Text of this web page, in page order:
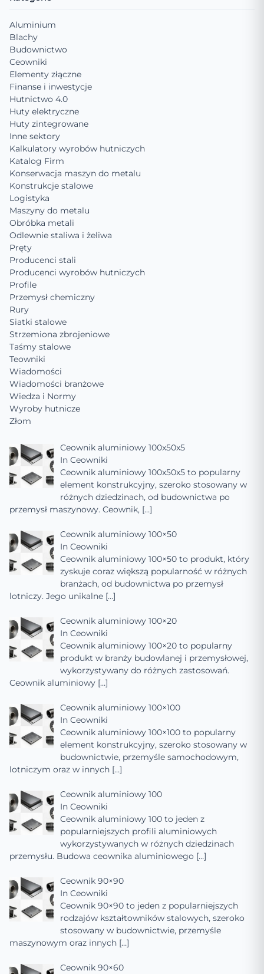
Aluminium
Blachy
Budownictwo
Ceowniki
Elementy złączne
Finanse i inwestycje
Hutnictwo 4.0
Huty elektryczne
Huty zintegrowane
Inne sektory
Kalkulatory wyrobów hutniczych
Katalog Firm
Konserwacja maszyn do metalu
Konstrukcje stalowe
Logistyka
Maszyny do metalu
Obróbka metali
Odlewnie staliwa i żeliwa
Pręty
Producenci stali
Producenci wyrobów hutniczych
Profile
Przemysł chemiczny
Rury
Siatki stalowe
Strzemiona zbrojeniowe
Taśmy stalowe
Teowniki
Wiadomości
Wiadomości branżowe
Wiedza i Normy
Wyroby hutnicze
Złom
Ceownik aluminiowy 100x50x5
In Ceowniki
Ceownik aluminiowy 100x50x5 to popularny
element konstrukcyjny, szeroko stosowany w
różnych dziedzinach, od budownictwa po
przemysł maszynowy. Ceownik, […]
Ceownik aluminiowy 100×50
In Ceowniki
Ceownik aluminiowy 100×50 to produkt, który
zyskuje coraz większą popularność w różnych
branżach, od budownictwa po przemysł
lotniczy. Jego unikalne […]
Ceownik aluminiowy 100×20
In Ceowniki
Ceownik aluminiowy 100×20 to popularny
produkt w branży budowlanej i przemysłowej,
wykorzystywany do różnych zastosowań.
Ceownik aluminiowy […]
Ceownik aluminiowy 100×100
In Ceowniki
Ceownik aluminiowy 100×100 to popularny
element konstrukcyjny, szeroko stosowany w
budownictwie, przemyśle samochodowym,
lotniczym oraz w innych […]
Ceownik aluminiowy 100
In Ceowniki
Ceownik aluminiowy 100 to jeden z
popularniejszych profili aluminiowych
wykorzystywanych w różnych dziedzinach
przemysłu. Budowa ceownika aluminiowego […]
Ceownik 90×90
In Ceowniki
Ceownik 90×90 to jeden z popularniejszych
rodzajów kształtowników stalowych, szeroko
stosowany w budownictwie, przemyśle
maszynowym oraz innych […]
Ceownik 90×60